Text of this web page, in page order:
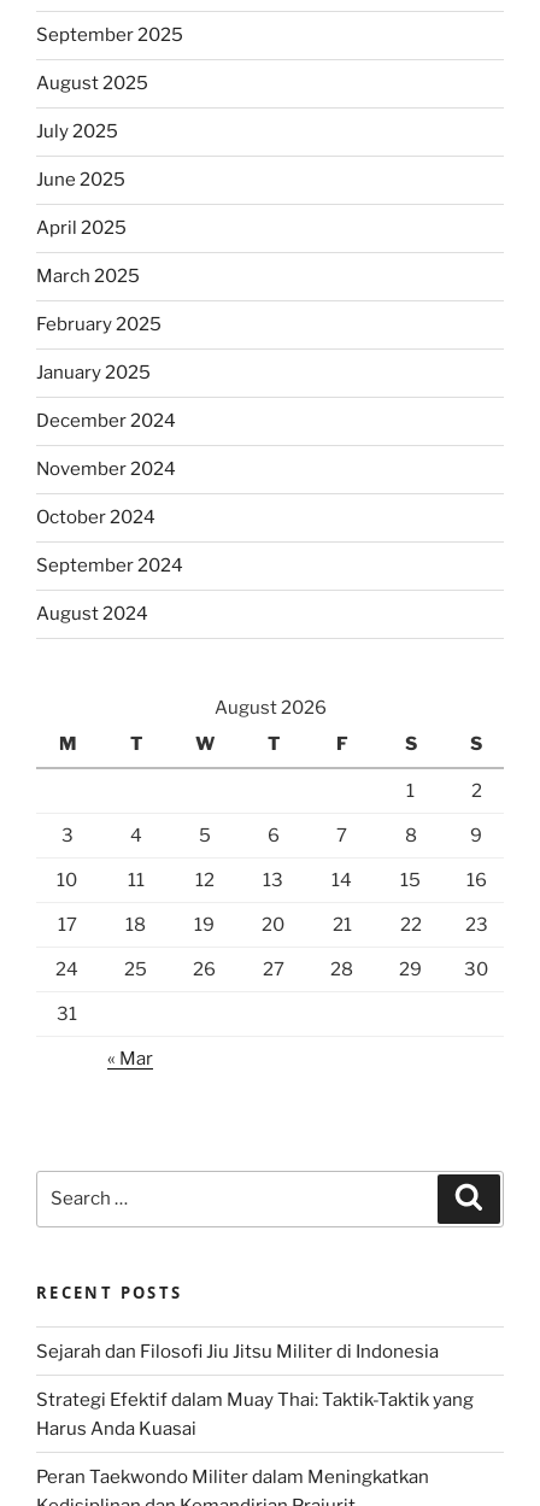
September 2025
August 2025
July 2025
June 2025
April 2025
March 2025
February 2025
January 2025
December 2024
November 2024
October 2024
September 2024
August 2024
August 2026
M
T W T F S S
1 2
3 4 5 6 7 8 9
10 11 12 13 14 15 16
17 18 19 20 21 22 23
24 25 26 27 28 29 30
31
« Mar
RECENT POSTS
Sejarah dan Filosofi Jiu Jitsu Militer di Indonesia
Strategi Efektif dalam Muay Thai: Taktik-Taktik yang
Harus Anda Kuasai
Peran Taekwondo Militer dalam Meningkatkan